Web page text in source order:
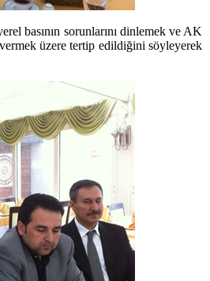
basının sorunlarını dinlemek ve AK
üzere tertip edildiğini söyleyerek